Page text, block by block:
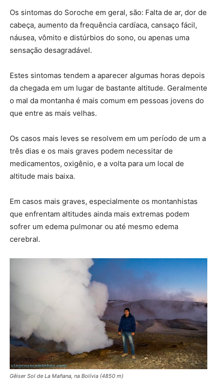
Os sintomas do Soroche em geral, são: Falta de ar, dor de
cabeça, aumento da frequência cardíaca, cansaço fácil,
náusea, vômito e distúrbios do sono, ou apenas uma
sensação desagradável.
Estes sintomas tendem a aparecer algumas horas depois
da chegada em um lugar de bastante altitude. Geralmente
o mal da montanha é mais comum em pessoas jovens do
que entre as mais velhas.
Os casos mais leves se resolvem em um período de um a
três dias e os mais graves podem necessitar de
medicamentos, oxigênio, e a volta para um local de
altitude mais baixa.
Em casos mais graves, especialmente os montanhistas
que enfrentam altitudes ainda mais extremas podem
sofrer um edema pulmonar ou até mesmo edema
cerebral.
Gêiser Sol de La Mañana, na Bolívia (4850 m)